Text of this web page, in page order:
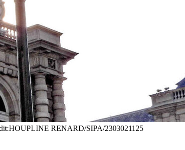
RENARD/SIPA/2303021125